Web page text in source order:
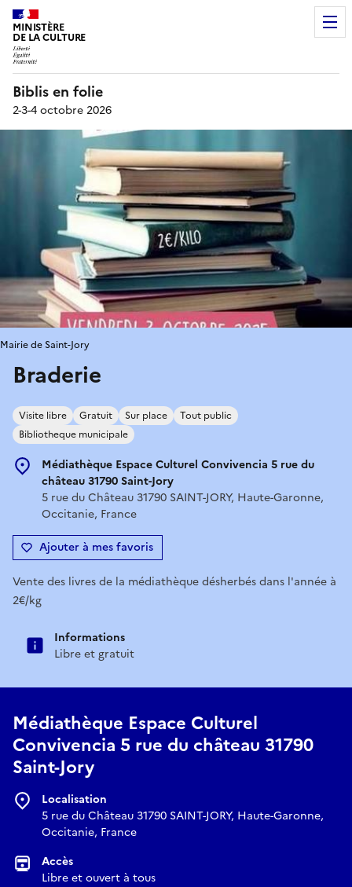
MINISTÈRE
DE LA CULTURE
Biblis en folie
2-3-4 octobre 2026
Braderie
Visite libre Gratuit Sur place
Tout public
Bibliotheque municipale
Médiathèque Espace Culturel Convivencia 5 rue du
château 31790 Saint-Jory
5 rue du Château 31790 SAINT-JORY, Haute-Garonne,
Occitanie, France
Ajouter à mes favoris
Mairie de Saint-Jory
Vente des livres de la médiathèque désherbés dans l'année à
2€/kg
Informations
Libre et gratuit
Médiathèque Espace Culturel
Convivencia 5 rue du château 31790
Saint-Jory
Localisation
5 rue du Château 31790 SAINT-JORY, Haute-Garonne,
Occitanie, France
Accès
Libre et ouvert à tous